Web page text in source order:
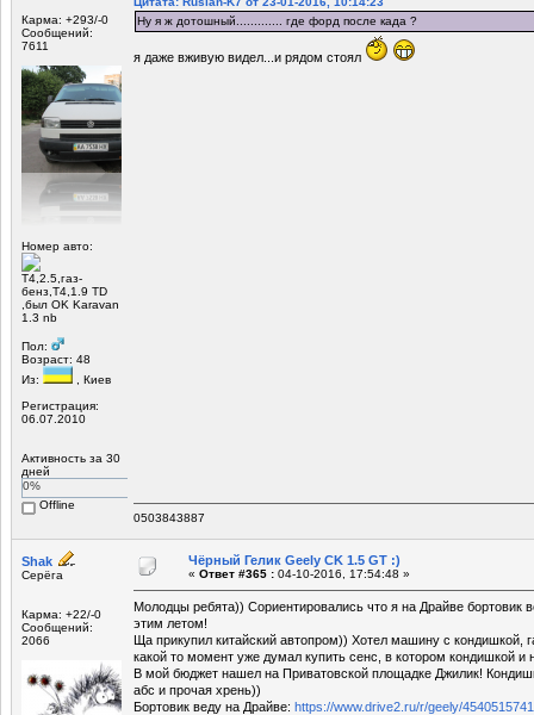
Карма: +293/-0
Сообщений:
7611
Номер авто:
Т4,2.5,газ-
бенз,Т4,1.9 TD
,был OK Karavan
1.3 nb
Пол:
Возраст: 48
Из:
, Киев
Регистрация:
06.07.2010
Активность за 30
дней
0%
Offline
Ну я ж дотошный............. где форд после када ?
я даже вживую видел...и рядом стоял
0503843887
Shak
Серёга
Карма: +22/-0
Сообщений:
2066
Чёрный Гелик Geely CK 1.5 GT :)
« Ответ #365 : 04-10-2016, 17:54:48 »
Молодцы ребята)) Сориентировались что я на Драйве бортовик
этим летом!
Ща прикупил китайский автопром)) Хотел машину с кондишкой,
какой то момент уже думал купить сенс, в котором кондишкой и
В мой бюджет нашел на Приватовской площадке Джилик!
абс и прочая хрень))
Бортовик веду на Драйве: https://www.drive2.ru/r/geely/